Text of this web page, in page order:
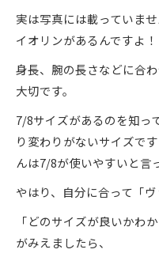
実は写真には載っていま
イオリンがあるんですよ！
身長、腕の長さなどに合
大切です。
7/8サイズがあるのを知っ
り変わりがないサイズで
んは7/8が使いやすいと言
やはり、自分に合って「
「どのサイズが良いかわ
がみえましたら、